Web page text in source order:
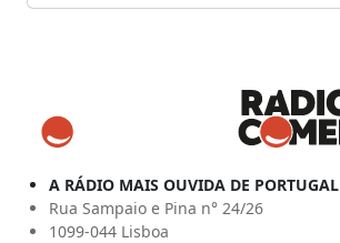
A RÁDIO MAIS OUVIDA DE PORTUGAL
Rua Sampaio e Pina n° 24/26
1099-044 Lisboa